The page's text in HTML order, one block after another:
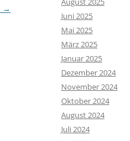
→
Juni 2025
Mai 2025
März 2025
Januar 2025
Dezember 2024
November 2024
Oktober 2024
August 2024
Juli 2024